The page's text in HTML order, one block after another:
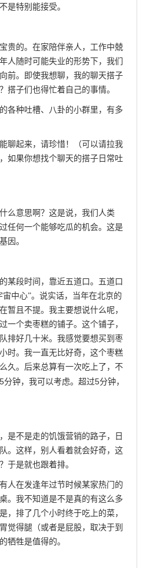
是特别能接受。
贵的。在家陪伴亲人，工作中兢
人随时可能失业的形势下，我们
前。即使我想聊，我的聊天搭子
搭子们也得忙着自己的事情。
各种吐槽、八卦的小群里，有多
聊起来，请珍惜！（可以请拉我
如果你想找个聊天的搭子日常吐
么意思啊？这是说，我们人类
任何一个能够吃瓜的机会。这是
因。
某段时间，靠近五道口。五道口
宙中心”。说实话，当年在北京的
暂且不提。我主要想说什么呢，
一个卖枣糕的铺子。这个铺子，
排好几十米。我感觉要想买到枣
时。我一直无比好奇，这个枣糕
久。后来总算有一次吃上了，不
5分钟，我可以考虑。超过5分钟，
是不是走的饥饿营销的路子，日
。这样，别人看着就会好奇，这
于是就也跟着排。
人在发逢年过节时候某家热门的
。我不知道是不是真的有这么多
，排了几个小时终于吃上的菜，
觉得腿（或者是屁股，取决于到
牺牲是值得的。